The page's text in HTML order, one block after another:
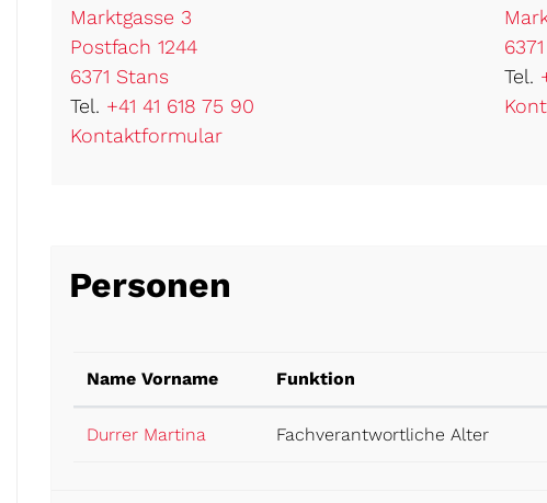
Marktgasse 3
Postfach 1244
6371 Stans
Tel. +41 41 618 75 90
Kontaktformular
Tel.
Personen
Name Vorname Funktion
Durrer Martina Fachverantwortliche Alter